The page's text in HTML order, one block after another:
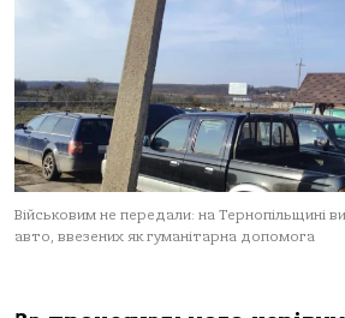
Військовим не передали: на Тернопільщині
авто, ввезених як гуманітарна допомога